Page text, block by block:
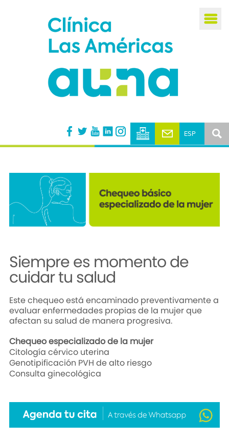
Siempre es momento de
cuidar tu salud
Este chequeo está encaminado preventivamente a
evaluar enfermedades propias de la mujer que
afectan su salud de manera progresiva.
Chequeo especializado de la mujer
Citología cérvico uterina
Genotipificación PVH de alto riesgo
Consulta ginecológica